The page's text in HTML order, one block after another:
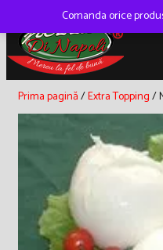
Comanda orice
content
Prima pagină/Extra Topping/